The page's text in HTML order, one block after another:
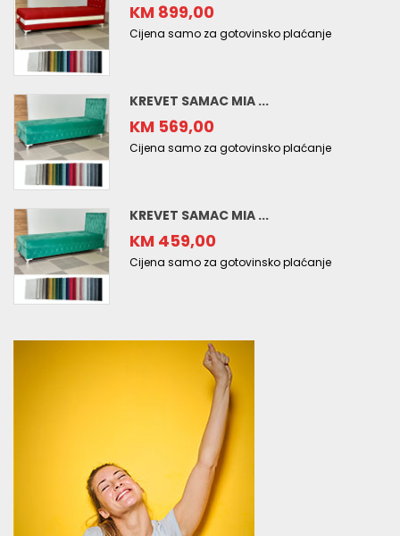
KM 899,00
Cijena samo za gotovinsko plaćanje
KREVET SAMAC MIA ...
KM 569,00
Cijena samo za gotovinsko plaćanje
KREVET SAMAC MIA ...
KM 459,00
Cijena samo za gotovinsko plaćanje